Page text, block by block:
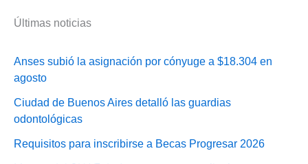
Últimas noticias
Anses subió la asignación por cónyuge a $18.304 en
agosto
Ciudad de Buenos Aires detalló las guardias
odontológicas
Requisitos para inscribirse a Becas Progresar 2026